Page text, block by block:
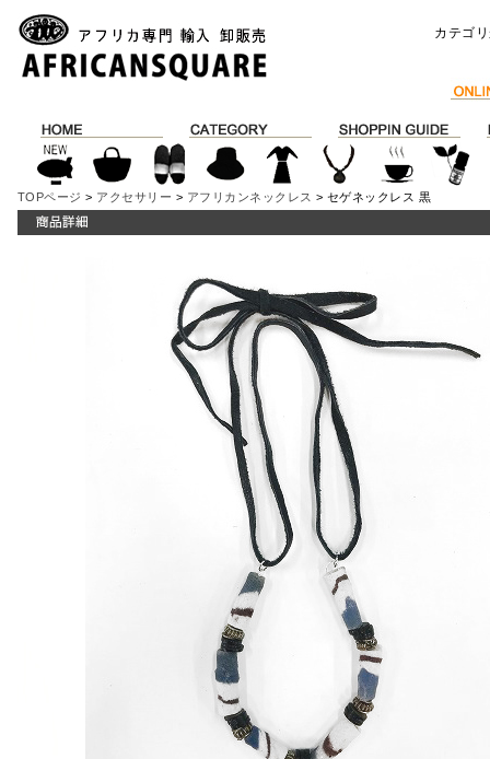
カテゴ
TOPページ > アクセサリー > アフリカンネックレス > セゲネックレス 黒